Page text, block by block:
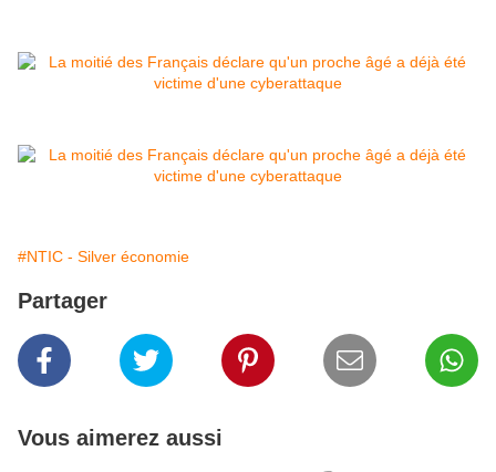
#NTIC - Silver économie
Partager
Vous aimerez aussi